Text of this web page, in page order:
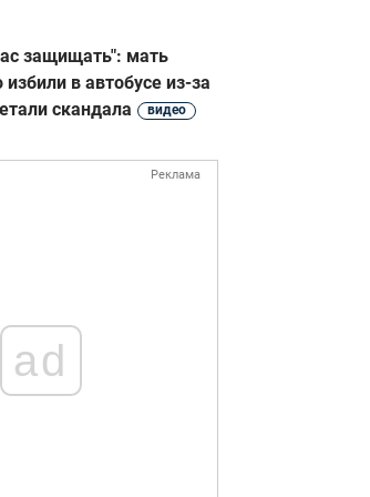
защищать": мать
избили в автобусе из-за
скандала
видео
Реклама
ad